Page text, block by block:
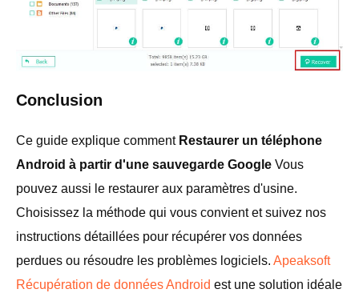
Conclusion
Ce guide explique comment Restaurer un téléphone
Android à partir d'une sauvegarde Google Vous
pouvez aussi le restaurer aux paramètres d'usine.
Choisissez la méthode qui vous convient et suivez nos
instructions détaillées pour récupérer vos données
perdues ou résoudre les problèmes logiciels. Apeaksoft
Récupération de données Android est une solution idéale